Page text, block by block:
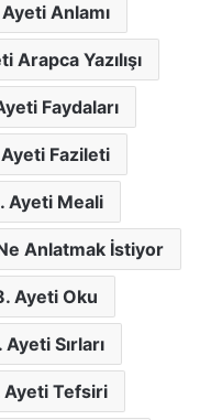
Anlamı
Arapca Yazılışı
Faydaları
Fazileti
Ayeti Meali
Anlatmak İstiyor
Ayeti Oku
Sırları
Ayeti Tefsiri